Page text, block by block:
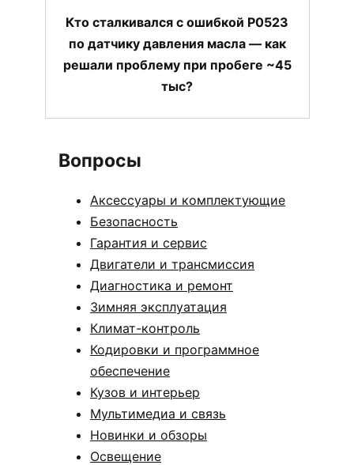
Кто сталкивался с ошибкой P0523
по датчику давления масла — как
решали проблему при пробеге ~45
тыс?
Вопросы
Аксессуары и комплектующие
Безопасность
Гарантия и сервис
Двигатели и трансмиссия
Диагностика и ремонт
Зимняя эксплуатация
Климат-контроль
Кодировки и программное
обеспечение
Кузов и интерьер
Мультимедиа и связь
Новинки и обзоры
Освещение